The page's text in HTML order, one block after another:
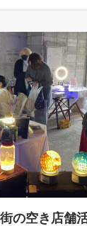
の空き店舗